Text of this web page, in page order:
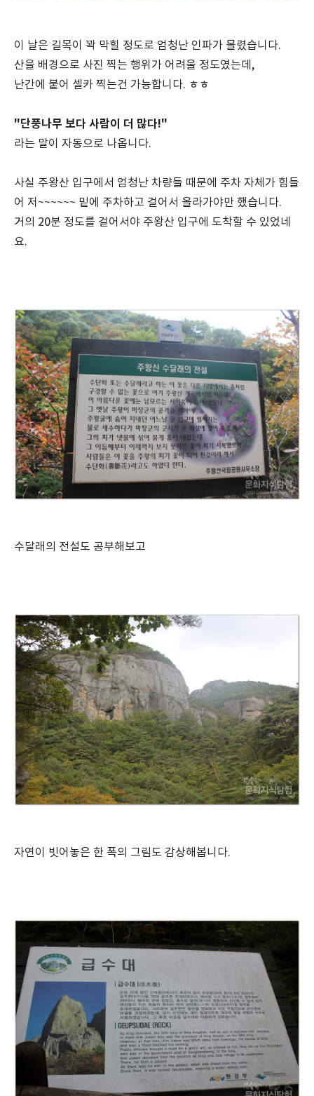
이 날은 길목이 꽉 막힐 정도로 엄청난 인파가 몰렸습니다.
산을 배경으로 사진 찍는 행위가 어려울 정도였는데,
난간에 붙어 셀카 찍는건 가능합니다. ㅎㅎ
"단풍나무 보다 사람이 더 많다!"
라는 말이 자동으로 나옵니다.
사실 주왕산 입구에서 엄청난 차량들 때문에 주차 자체가 힘들
어 저~~~~~~ 밑에 주차하고 걸어서 올라가야만 했습니다.
거의 20분 정도를 걸어서야 주왕산 입구에 도착할 수 있었네
요.
수달래의 전설도 공부해보고
자연이 빗어놓은 한 폭의 그림도 감상해봅니다.